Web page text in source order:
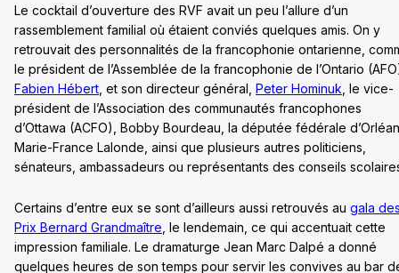
Le cocktail d’ouverture des RVF avait un peu l’allure d’un
rassemblement familial où étaient conviés quelques amis. On y
retrouvait des personnalités de la francophonie ontarienne,
le président de l’Assemblée de la francophonie de l’Ontario
Fabien Hébert , et son directeur général, Peter Hominuk , le vice-
président de l’Association des communautés francophones
d’Ottawa (ACFO), Bobby Bourdeau, la députée fédérale
Marie-France Lalonde, ainsi que plusieurs autres politiciens,
sénateurs, ambassadeurs ou représentants des conseils
Certains d’entre eux se sont d’ailleurs aussi retrouvés au gala
Prix Bernard Grandmaître , le lendemain, ce qui accentuait cette
impression familiale. Le dramaturge Jean Marc Dalpé a donné
quelques heures de son temps pour servir les convives au bar